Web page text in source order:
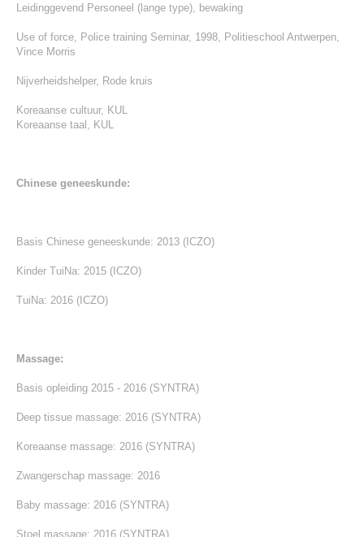
Leidinggevend Personeel (lange type), bewaking
Use of force, Police training Seminar, 1998, Politieschool Antwerpen,
Vince Morris
Nijverheidshelper, Rode kruis
Koreaanse cultuur, KUL
Koreaanse taal, KUL
Chinese geneeskunde:
Basis Chinese geneeskunde: 2013 (ICZO)
Kinder TuiNa: 2015 (ICZO)
TuiNa: 2016 (ICZO)
Massage:
Basis opleiding 2015 - 2016 (SYNTRA)
Deep tissue massage: 2016 (SYNTRA)
Koreaanse massage: 2016 (SYNTRA)
Zwangerschap massage: 2016
Baby massage: 2016 (SYNTRA)
Stoel massage: 2016 (SYNTRA)